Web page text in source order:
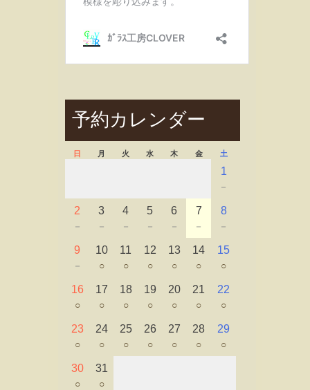
予約カレンダー
日 月 火 水 木 金 土
1
－
2
－
3
－
4
－
5
－
6
－
7
－
8
－
9
－
10
○
11
○
12
○
13
○
14
○
15
○
16
○
17
○
18
○
19
○
20
○
21
○
22
○
23
○
24
○
25
○
26
○
27
○
28
○
29
○
30
○
31
○